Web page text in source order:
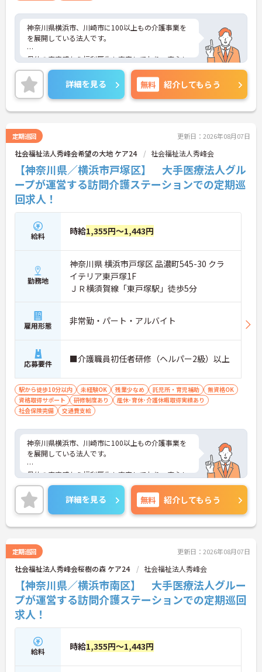
神奈川県横浜市、川崎市に100以上もの介護事業を
を展開している法人です。
母体の安定感から福利厚生も充実しており、安心し
て長く働いて頂けます。自分のライフスタイルに合
わせて働いていただけます。
ご興味のある方はお気軽にお問い合わせ下さいま
せ。
詳細を見る 無料 紹介してもらう
定期巡回 更新日：2026年08月07日
社会福祉法人秀峰会希望の大地 ケア24 社会福祉法人秀峰会
【神奈川県／横浜市戸塚区】 大手医療法人グル
ープが運営する訪問介護ステーションでの定期巡
回求人！
給料 時給1,355円～1,443円
勤務地
神奈川県 横浜市戸塚区 品濃町545-30 クラ
イテリア東戸塚1F
ＪＲ横須賀線「東戸塚駅」徒歩5分
雇用形態 非常勤・パート・アルバイト
応募要件 ■介護職員初任者研修（ヘルパー2級）以上
駅から徒歩10分以内 未経験OK 残業少なめ 託児所・育児補助
無資格OK
資格取得サポート
研修制度あり
産休･育休･介護休暇取得実績あり
社会保険完備
交通費支給
神奈川県横浜市、川崎市に100以上もの介護事業を
を展開している法人です。
母体の安定感から福利厚生も充実しており、安心し
て長く働いて頂けます。自分のライフスタイルに合
わせて働いていただけます。
ご興味のある方はお気軽にお問い合わせ下さいま
せ。
詳細を見る 無料 紹介してもらう
定期巡回 更新日：2026年08月07日
社会福祉法人秀峰会桜樹の森 ケア24 社会福祉法人秀峰会
【神奈川県／横浜市南区】 大手医療法人グルー
プが運営する訪問介護ステーションでの定期巡回
求人！
給料 時給1,355円～1,443円